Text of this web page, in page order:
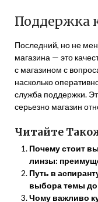
Поддержка
Последний, но не
магазина — это
с магазином с
насколько
служба поддержки.
серьезно магазин
Читайте
Почему стоит
линзы:
Путь в
выбора темы
Чому важливо